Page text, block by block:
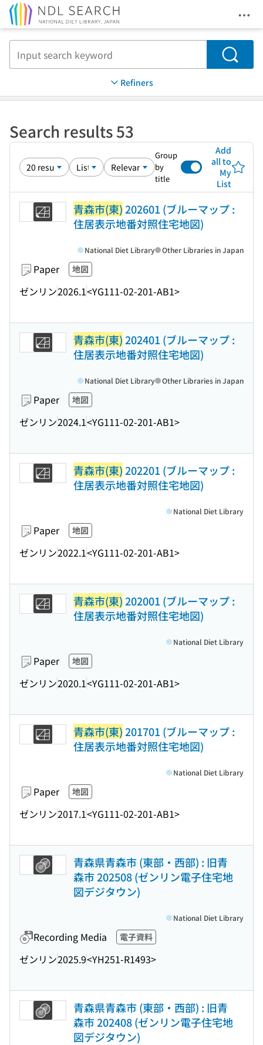
Search
Refiners
Search results 53
Group
by
title
Add
all to
My
List
青森市(東)202601 (ブルーマップ :
住居表示地番対照住宅地図)
Paper 地図
ゼンリン2026.1<YG111-02-201-AB1>
National Diet Library Other Libraries in Japan
青森市(東)202401 (ブルーマップ :
住居表示地番対照住宅地図)
Paper 地図
ゼンリン2024.1<YG111-02-201-AB1>
National Diet Library Other Libraries in Japan
青森市(東)202201 (ブルーマップ :
住居表示地番対照住宅地図)
Paper 地図
ゼンリン2022.1<YG111-02-201-AB1>
National Diet Library
青森市(東)202001 (ブルーマップ :
住居表示地番対照住宅地図)
Paper 地図
ゼンリン2020.1<YG111-02-201-AB1>
National Diet Library
青森市(東)201701 (ブルーマップ :
住居表示地番対照住宅地図)
Paper 地図
ゼンリン2017.1<YG111-02-201-AB1>
National Diet Library
青森県青森市 (東部・西部) : 旧青
森市 202508 (ゼンリン電子住宅地
図デジタウン)
Recording Media 電子資料
ゼンリン2025.9<YH251-R1493>
National Diet Library
青森県青森市 (東部・西部) : 旧青
森市 202408 (ゼンリン電子住宅地
図デジタウン)